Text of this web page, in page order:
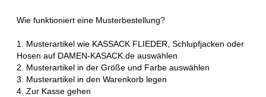
Wie funktioniert eine Musterbestellung?
1. Musterartikel wie KASSACK FLIEDER, Schlupfjacken oder
Hosen auf DAMEN-KASACK.de auswählen
2. Musterartikel in der Größe und Farbe auswählen
3. Musterartikel in den Warenkorb legen
4. Zur Kasse gehen